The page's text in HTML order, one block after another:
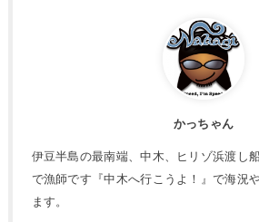
かっちゃん
伊豆半島の最南端、中木、ヒリゾ浜渡し
で漁師です『中木へ行こうよ！』で海況
ます。